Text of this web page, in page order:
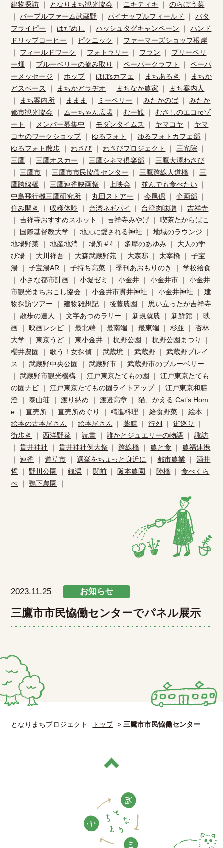
建物探訪 ｜ となりまち観光協会 ｜ ニキティキ ｜のらぼう菜
｜パープルファーム武蔵野 ｜パイナップルフィールド ｜バタ
フライピー ｜ はだめし ｜ハッシュタグキャンペーン ｜ハンド
ドリップコーヒー ｜ ピクニック ｜ ファーマーズショップ根岸
｜ フィールドワーク ｜ フォトラリー ｜ フラン ｜ ブリーベリ
ー畑 ｜ ブルーベリーの摘み取り ｜ペーパークラフト ｜ペーパ
ーメッセージ ｜ ホップ｜ほぼsカフェ ｜ まちあるき ｜
まちか
どスペース
｜ まちかどラヂオ ｜ まちなか農家 ｜
まち案内人
｜
まち案内所 ｜ ままま ｜ ミーベリー ｜みたかのば ｜みたか
都市観光協会 ｜ ムーちゃん広場 ｜むー観 ｜むさしのエコreゾ
ート
｜ メンバー募集中 ｜ モダンタイムス ｜ ヤマコヤ ｜ ヤマ
コヤのワークショップ｜ ゆるフォト ｜ ゆるフォトカフェ部 ｜
ゆるフォト散歩 ｜ わさび ｜ わさびプロジェクト ｜ 三光院 ｜
三鷹 ｜ 三鷹オスカー ｜ 三鷹シネマ倶楽部 ｜ 三鷹大澤わさび
｜ 三鷹市 ｜ 三鷹市市民恊働センター ｜ 三鷹跨線人道橋 ｜ 三
鷹跨線橋 ｜ 三鷹連雀映画祭 ｜ 上映会 ｜ 並んでも食べたい ｜
中島飛行機三鷹研究所 ｜ 丸田ストアー ｜今尾偲 ｜企画部 ｜
住み開き
｜ 収穫体験 ｜ 台湾ネギパイ ｜ 台湾肉味噌 ｜吉祥寺
｜吉祥寺おすすめスポット ｜吉祥寺みやげ ｜喫茶たからばこ
｜
国際基督教大学 ｜地元に愛される神社 ｜地域のラウンジ ｜
地場野菜 ｜地産地消 ｜場所＃4 ｜ 多摩のあゆみ ｜ 大人の学
び場 ｜ 大川祥吾 ｜ 大森武蔵野苑 ｜ 大森邸 ｜ 太宰橋 ｜子宝
湯 ｜子宝湯AR ｜子持ち高菜 ｜季刊あおもりのき ｜学校給食
｜小さな都市計画 ｜小堀ゼミ ｜小金井 ｜小金井市 ｜小金井
市観光まちおこし協会 ｜小金井市貫井神社 ｜小金井神社 ｜建
物探訪ツアー ｜建物雑想記 ｜後藤農園 ｜ 思い立ったが吉祥寺
｜散歩の達人 ｜文字あつめラリー ｜ 新規就農 ｜ 新鮮館 ｜映
画 ｜映画レシピ ｜最北端 ｜最南端 ｜最東端 ｜杉並 ｜杏林
大学 ｜東京うど ｜東小金井 ｜梶野公園 ｜梶野公園まつり
｜
櫻井農園
｜歌う！女探偵 ｜武蔵境 ｜武蔵野 ｜武蔵野プレイ
ス
｜武蔵野中央公園 ｜武蔵野市 ｜武蔵野市のブルーベリー
｜武蔵野市観光機構 ｜江戸東京たてもの園 ｜江戸東京たても
の園ナビ ｜江戸東京たてもの園ライトアップ｜江戸東京和膳
澄 ｜泰山荘 ｜渡り納め ｜渡邉高章 ｜猫、かえる Cat’s Hom
e ｜直売所 ｜直売所めぐり ｜精進料理 ｜給食野菜 ｜絵本 ｜
絵本の古本屋さん ｜絵本屋さん ｜薬膳 ｜行列 ｜街巡り
｜
街歩き
｜西洋野菜 ｜読書 ｜誰かとジュエリーの物語 ｜諏訪
｜貫井神社 ｜貫井神社例大祭 ｜跨線橋 ｜ 農と食 ｜ 農福連携
｜連雀 ｜道草市 ｜選挙をちょっと身近に ｜都市農業 ｜酒井
哲 ｜ 野川公園 ｜銭湯 ｜ 関前 ｜ 阪本農園 ｜ 陸橋 ｜食べくら
べ ｜鴨下農園 ｜
2023.11.25 お知らせ
三鷹市市民恊働センターでパネル展示
となりまちプロジェクト トップ >三鷹市市民恊働センター